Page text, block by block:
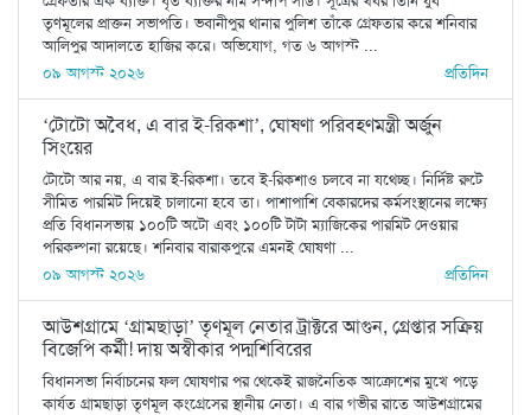
তৃণমূলের প্রাক্তন সভাপতি। ভবানীপুর থানার পুলিশ তাঁকে গ্রেফতার করে শনিবার
আলিপুর আদালতে হাজির করে। অভিযোগ, গত ৬ আগস্ট ...
০৯ আগস্ট ২০২৬
প্রতিদিন
‘টোটো অবৈধ, এ বার ই-রিকশা’, ঘোষণা পরিবহণমন্ত্রী অর্জুন
সিংয়ের
টোটো আর নয়, এ বার ই-রিকশা। তবে ই-রিকশাও চলবে না যথেচ্ছ। নির্দিষ্ট রুটে
সীমিত পারমিট দিয়েই চালানো হবে তা। পাশাপাশি বেকারদের কর্মসংস্থানের লক্ষ্যে
প্রতি বিধানসভায় ১০০টি অটো এবং ১০০টি টাটা ম্যাজিকের পারমিট দেওয়ার
পরিকল্পনা রয়েছে। শনিবার বারাকপুরে এমনই ঘোষণা ...
০৯ আগস্ট ২০২৬
প্রতিদিন
আউশগ্রামে ‘গ্রামছাড়া’ তৃণমূল নেতার ট্রাক্টরে আগুন, গ্রেপ্তার সক্রিয়
বিজেপি কর্মী! দায় অস্বীকার পদ্মশিবিরের
বিধানসভা নির্বাচনের ফল ঘোষণার পর থেকেই রাজনৈতিক আক্রোশের মুখে পড়ে
কার্যত গ্রামছাড়া তৃণমূল কংগ্রেসের স্থানীয় নেতা। এ বার গভীর রাতে আউশগ্রামের